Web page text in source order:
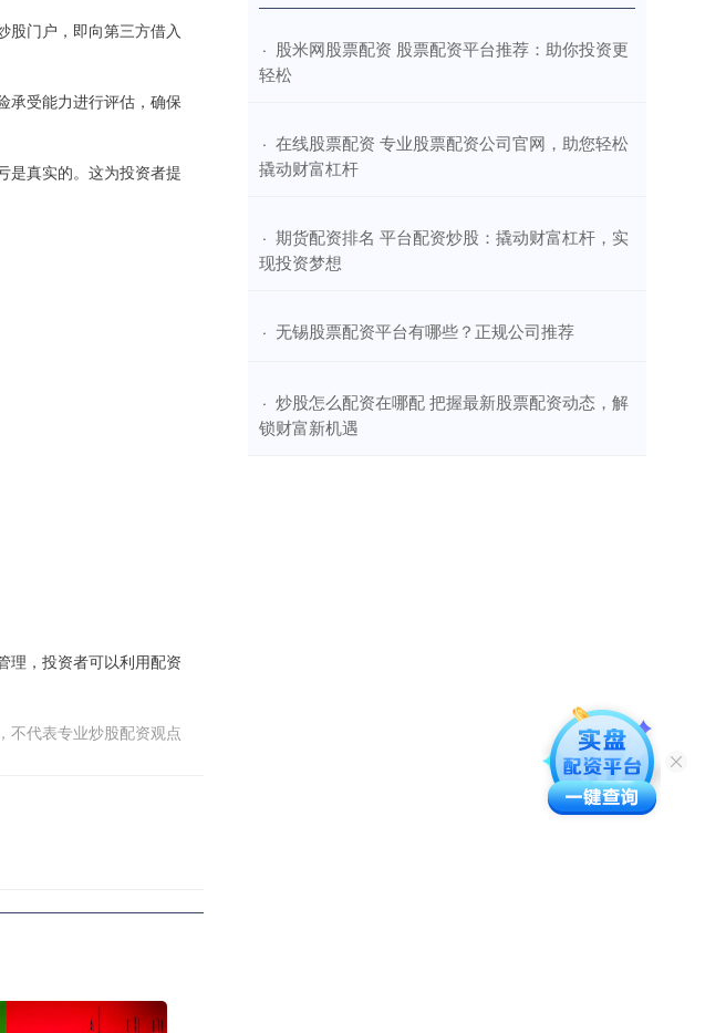
股门户，即向第三方借入
承受能力进行评估，确保
是真实的。这为投资者提
理，投资者可以利用配资
不代表专业炒股配资观点
· ​股米网股票配资 股票配资平台推荐：助你投资更
轻松
· ​在线股票配资 专业股票配资公司官网，助您轻松
撬动财富杠杆
· ​期货配资排名 平台配资炒股：撬动财富杠杆，实
现投资梦想
· ​无锡股票配资平台有哪些？正规公司推荐
· ​炒股怎么配资在哪配 把握最新股票配资动态，解
锁财富新机遇